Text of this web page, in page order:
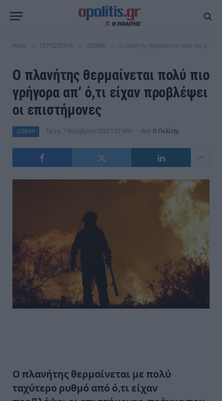
Home ΠΕΡΙΣΣΟΤΕΡΑ ΔΙΕΘΝΗ Ο πλανήτης θερμαίνεται πολύ πιο γρήγορα απ’ ό,τι είχαν προβλέψει οι επιστήμονες
Ο πλανήτης θερμαίνεται πολύ πιο
γρήγορα απ’ ό,τι είχαν προβλέψει
οι επιστήμονες
ΔΙΕΘΝΗ Τρίτη, 7 Νοεμβρίου 2023 1:31 ΜΜ Από Ο Πολίτης
Ο πλανήτης θερμαίνεται με πολύ
ταχύτερο ρυθμό από ό,τι είχαν